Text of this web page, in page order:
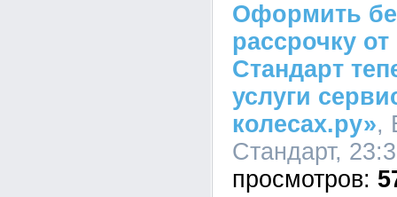
Оформить
рассрочку
Стандарт
услуги
колесах.ру»,
Стандарт,